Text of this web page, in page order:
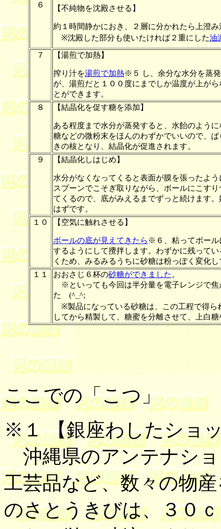
６
【不純物を沈殿させる】
約１時間静かにおき、２層に分かれたら上澄
※沈殿した部分も使いたければ２重にした油
７ 【湯煎で加熱】
搾り汁を湯煎で加熱※５ し、余分な水分を蒸
が、湯煎だと１００度にまでしか温度が上が
とができます。
８
【結晶化を促す糖を添加】
ある程度まで水分が蒸発すると、水飴のよう
糖などの微粉末をほんのわずかでいいので、
きの核となり、結晶化が促進されます。
９
【結晶化しはじめ】
水分がなくなってくると表面が膜を張ったよ
スプーンでこそぎ取りながら、ボールにこす
てくるので、底がみえるまでずっと続けます
はずです。
１０
【空気に触れさせる】
ボールの底が見えてきたら ※６、粘ってボール
するようにして攪拌します。わずかに残って
くため、みるみるうちに砂糖は粉っぽく変化
１１
おおさじ６杯の砂糖ができました 。
※といっても今回は半分量を電子レンジで焦
た (^_^;
※製品になっている砂糖は、この工程で得ら
してから精製して、糖蜜を分離させて、上白
ここでの「こつ」
※１ 【銀座わしたショ
沖縄県のアンテナシ
工芸品など、数々の物
のさとうきびは、３０